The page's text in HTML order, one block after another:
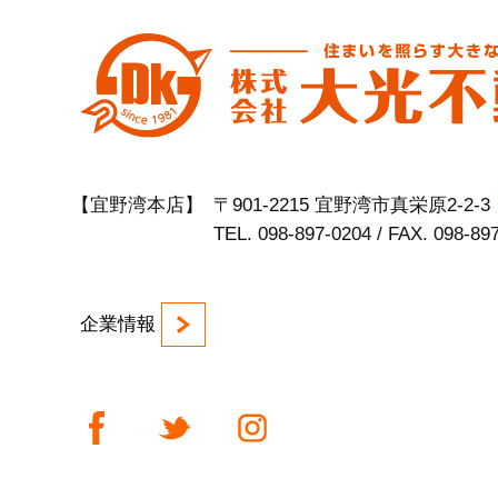
【宜野湾本店】
〒901-2215 宜野湾市真栄原2-2-3
TEL. 098-897-0204 / FAX. 098-
企業情報